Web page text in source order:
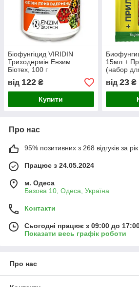
Біофунгіцид VIRIDIN
Триходермін Ензим
Біотех, 100 г
від 122 ₴
Купити
15мл +
(набор
Живая
від 23₴
Про нас
95% позитивних з 268 відгуків за рік
Працює з 24.05.2024
м. Одеса
Базова 10, Одеса, Україна
Контакти
Сьогодні працює з 09:00 до
Показати весь графік роботи
Про нас